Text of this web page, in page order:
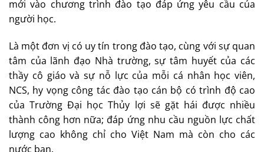
mới vào chương trình đào tạo đáp ứng yêu cầu của
người học.
Là một đơn vị có uy tín trong đào tạo, cùng với sự quan
tâm của lãnh đạo Nhà trường, sự tâm huyết của các
thầy cô giáo và sự nỗ lực của mỗi cá nhân học viên,
NCS, hy vọng công tác đào tạo cán bộ có trình độ cao
của Trường Đại học Thủy lợi sẽ gặt hái được nhiều
thành công hơn nữa; đáp ứng nhu cầu nguồn lực chất
lượng cao không chỉ cho Việt Nam mà còn cho các
nước bạn.